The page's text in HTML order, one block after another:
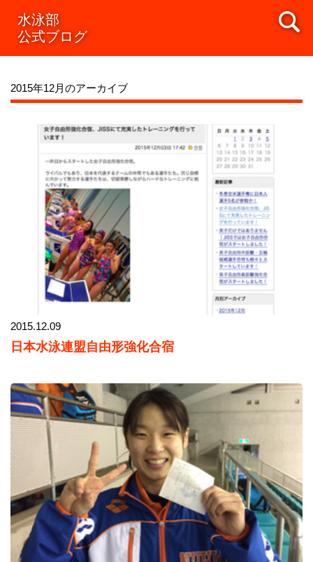
水泳部
公式ブログ
2015年12月のアーカイブ
2015.12.09
日本水泳連盟自由形強化合宿